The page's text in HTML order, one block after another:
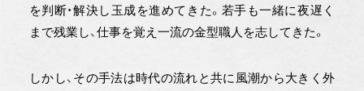
を判断・解決し玉成を進めてきた。若手も一緒に夜遅く
まで残業し、仕事を覚え一流の金型職人を志してきた。
しかし、その手法は時代の流れと共に風潮から大きく外